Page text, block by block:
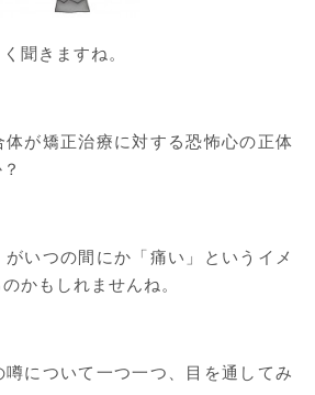
聞きますね。
体が矯正治療に対する恐怖心の正体
いつの間にか「痛い」というイメ
かもしれませんね。
について一つ一つ、目を通してみ